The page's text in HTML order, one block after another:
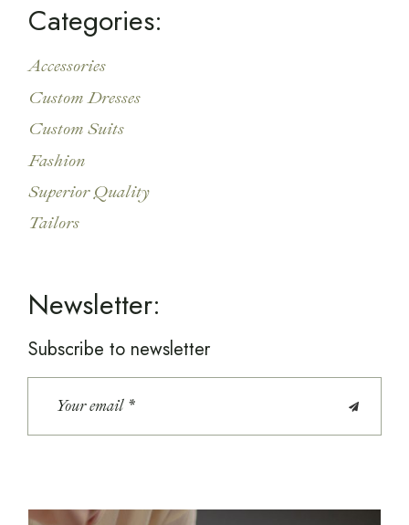
Categories:
Accessories
Custom Dresses
Custom Suits
Fashion
Superior Quality
Tailors
Newsletter:
Subscribe to newsletter